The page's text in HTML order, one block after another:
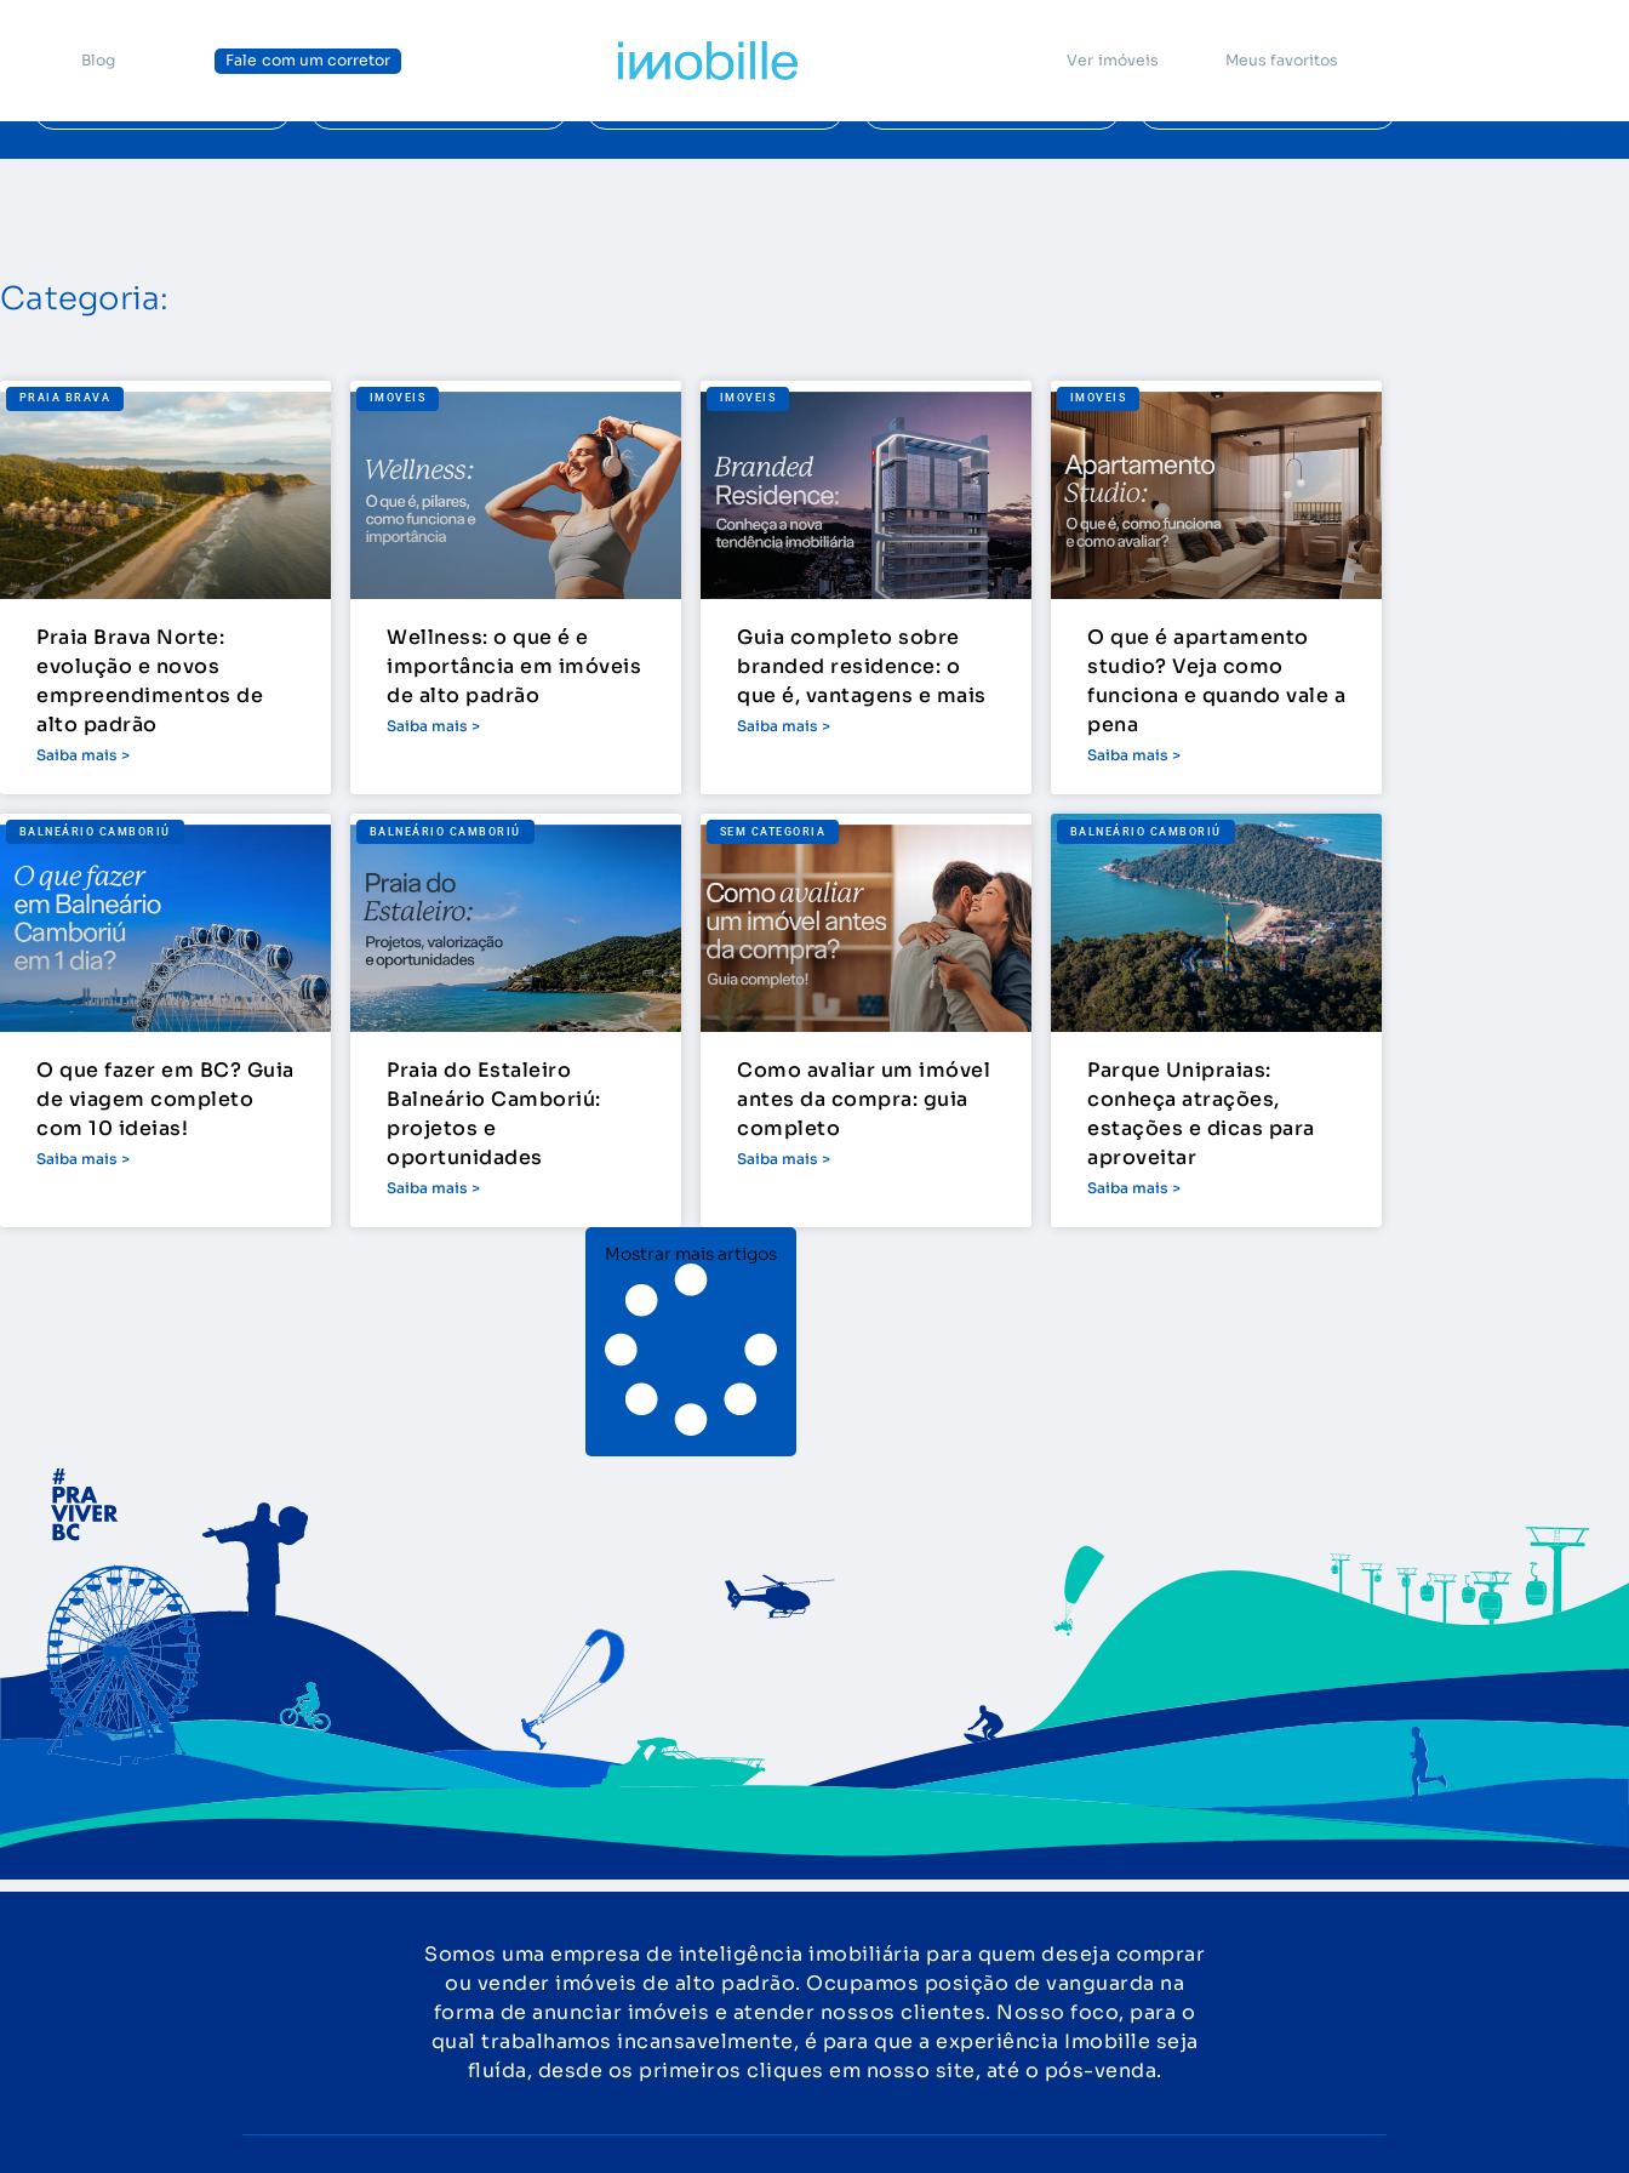
Blog Fale com um corretor Ver imóveis Meus favoritos
Categoria:
PRAIA BRAVA
Praia Brava Norte:
evolução e novos
empreendimentos de
alto padrão
Saiba mais >
IMOVEIS
Wellness: o que é e
importância em imóveis
de alto padrão
Saiba mais >
IMOVEIS
Guia completo sobre
branded residence: o
que é, vantagens e mais
Saiba mais >
IMOVEIS
O que é apartamento
studio? Veja como
funciona e quando vale a
pena
Saiba mais >
BALNEÁRIO CAMBORIÚ
O que fazer em BC? Guia
de viagem completo
com 10 ideias!
Saiba mais >
BALNEÁRIO CAMBORIÚ
Praia do Estaleiro
Balneário Camboriú:
projetos e
oportunidades
Saiba mais >
SEM CATEGORIA
Como avaliar um imóvel
antes da compra: guia
completo
Saiba mais >
BALNEÁRIO CAMBORIÚ
Parque Unipraias:
conheça atrações,
estações e dicas para
aproveitar
Saiba mais >
Mostrar mais artigos
Somos uma empresa de inteligência imobiliária para quem deseja comprar
ou vender imóveis de alto padrão. Ocupamos posição de vanguarda na
forma de anunciar imóveis e atender nossos clientes. Nosso foco, para o
qual trabalhamos incansavelmente, é para que a experiência Imobille seja
fluída, desde os primeiros cliques em nosso site, até o pós-venda.